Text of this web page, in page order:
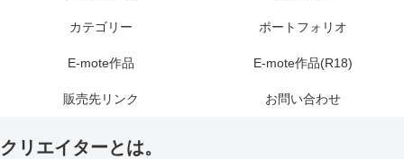
カテゴリー ポートフォリオ
E-mote作品 E-mote作品(R18)
販売先リンク お問い合わせ
クリエイターとは。